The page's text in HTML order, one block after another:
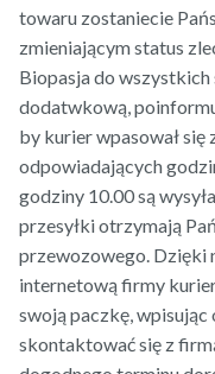
towaru zostaniecie
zmieniającym status
Biopasja do wszystkich
dodatwkową,
by kurier wpasował się
odpowiadających
godziny 10.00 są
przesyłki otrzymają
przewozowego. Dzięki
internetową firmy
swoją paczkę,
skontaktować się z